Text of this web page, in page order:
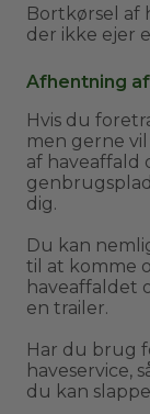
Bortkørsel af
der ikke ejer
Afhentning
Hvis du
men gerne
af haveaffald
dig.
Du kan
til at komme
haveaffaldet
en trailer.
Har du brug
haveservice,
du kan